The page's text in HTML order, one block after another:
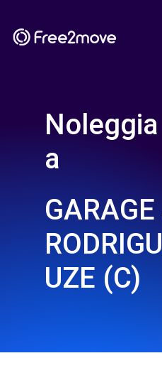
a
UZE (C)